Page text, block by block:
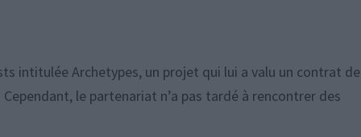
intitulée Archetypes, un projet qui lui a valu un contrat de
le partenariat n’a pas tardé à rencontrer des